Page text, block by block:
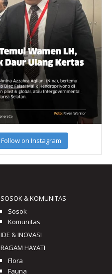
Follow on Instagram
SOSOK & KOMUNITAS
Sosok
Komunitas
IDE & INOVASI
RAGAM HAYATI
Flora
Fauna